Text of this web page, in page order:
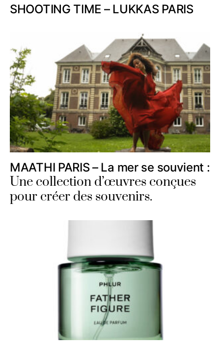
SHOOTING TIME – LUKKAS PARIS
MAATHI PARIS – La mer se souvient :
Une collection d’œuvres conçues
pour créer des souvenirs.